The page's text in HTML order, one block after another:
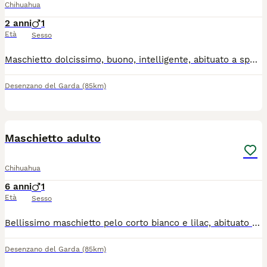
Chihuahua
2 anni
Età
1
Sesso
Maschietto dolcissimo, buono, intelligente, abituato a sporcare in giardino, solo da compagnia, ha microchip, libretto sanitario completo di vaccini e trattamento antiparassitario. Per informazioni contattatemi al 3398754098 Non è in regalo
Desenzano del Garda (85km)
Maschietto adulto
Chihuahua
6 anni
Età
1
Sesso
Bellissimo maschietto pelo corto bianco e lilac, abituato a sporcare in giardino, dolcissimo, solo da compagnia, no altri maschi, per informazioni solo telefoniche, 3398754098. Non è in regalo
Desenzano del Garda (85km)